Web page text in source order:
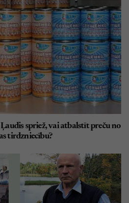
spriež, vai atbalstīt preču no
tirdzniecību?